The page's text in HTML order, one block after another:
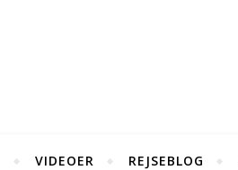
VIDEOER REJSEBLOG